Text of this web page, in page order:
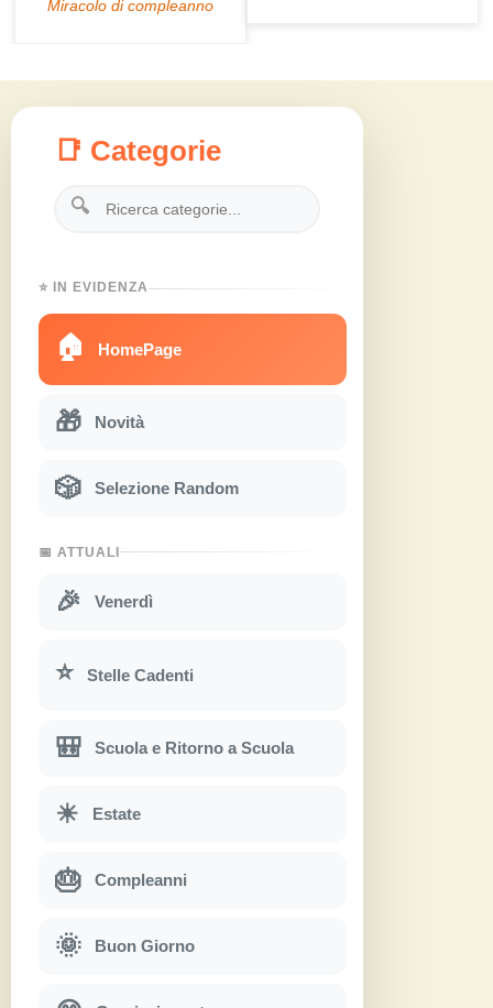
📑 Categorie
🔍
⭐ IN EVIDENZA
🏠 HomePage
🎁 Novità
🎲 Selezione Random
📅 ATTUALI
🎉 Venerdì
⭐ Stelle Cadenti
🎒 Scuola e Ritorno a Scuola
☀ Estate
🎂 Compleanni
🌞 Buon Giorno